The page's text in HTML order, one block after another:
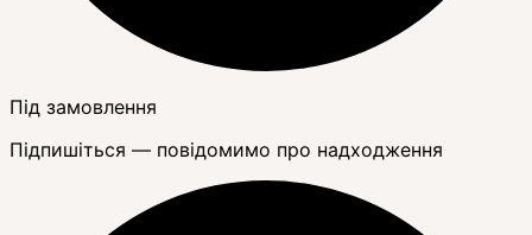
Під замовлення
Підпишіться — повідомимо про надходження